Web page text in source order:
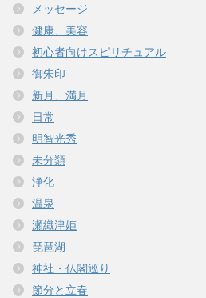
メッセージ
健康、美容
初心者向けスピリチュアル
御朱印
新月、満月
日常
明智光秀
未分類
浄化
温泉
瀬織津姫
琵琶湖
神社・仏閣巡り
節分と立春